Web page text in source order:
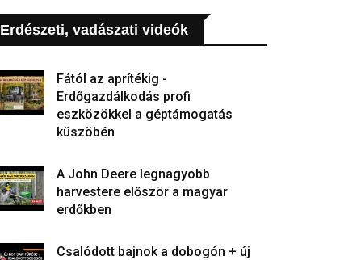
Erdészeti, vadászati videók
Fától az aprítékig -
Erdőgazdálkodás profi
eszközökkel a géptámogatás
küszöbén
A John Deere legnagyobb
harvestere először a magyar
erdőkben
Csalódott bajnok a dobogón + új